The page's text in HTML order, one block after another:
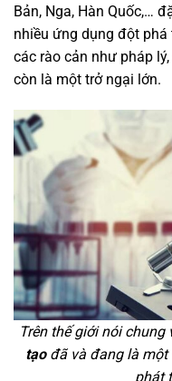
Bản, Nga, Hàn Quốc,…
nhiều ứng dụng đột
các rào cản như pháp
còn là một trở ngại lớn.
Trên thế giới nói chung
tạođã và đang là một
phát